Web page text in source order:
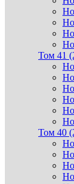
Том 41
Том 40